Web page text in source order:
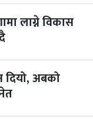
लाग्ने विकास
अबको